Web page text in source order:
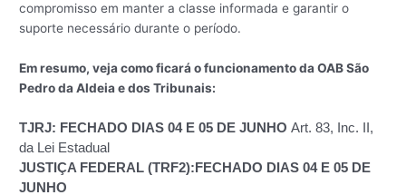
compromisso em manter a classe informada e garantir o
suporte necessário durante o período.
Em resumo, veja como ficará o funcionamento da OAB São
Pedro da Aldeia e dos Tribunais:
TJRJ: FECHADO DIAS 04 E 05 DE JUNHOArt. 83, Inc. II,
da Lei Estadual
JUSTIÇA FEDERAL (TRF2): FECHADO DIAS 04 E 05 DE
JUNHO